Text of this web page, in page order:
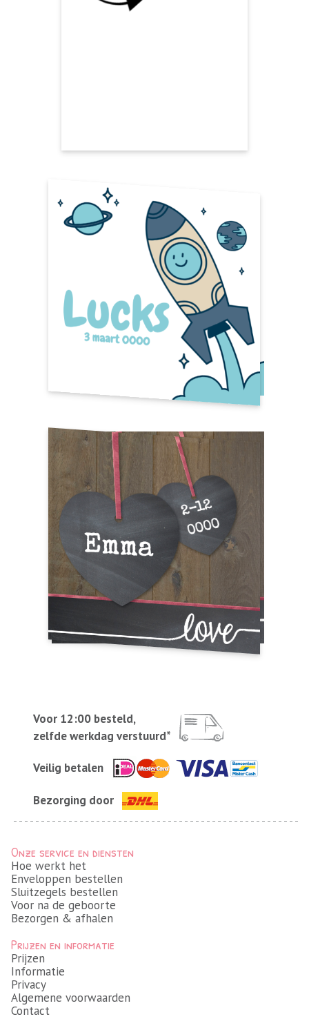
Voor 12:00 besteld,
zelfde werkdag verstuurd*
Veilig betalen
Bezorging door
Onze service en diensten
Hoe werkt het
Enveloppen bestellen
Sluitzegels bestellen
Voor na de geboorte
Bezorgen & afhalen
Prijzen en informatie
Prijzen
Informatie
Privacy
Algemene voorwaarden
Contact